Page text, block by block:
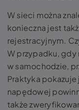
W sieci można
konieczna jest
rejestracyjnym.
W przypadku, gdy
w samochodzie,
Praktyka
napędowej
także